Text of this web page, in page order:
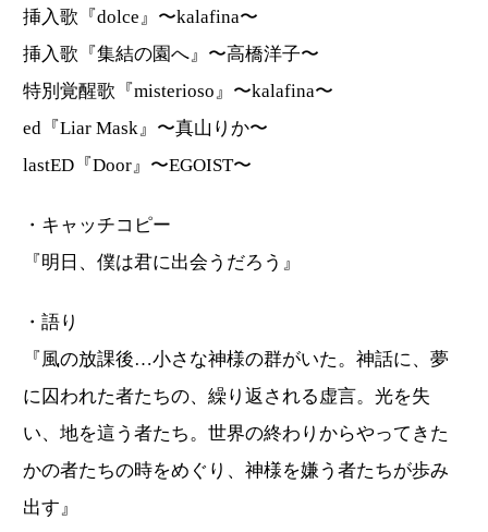
挿入歌『dolce』〜kalafina〜
挿入歌『集結の園へ』〜高橋洋子〜
特別覚醒歌『misterioso』〜kalafina〜
ed『Liar Mask』〜真山りか〜
lastED『Door』〜EGOIST〜
・キャッチコピー
『明日、僕は君に出会うだろう』
・語り
『風の放課後…小さな神様の群がいた。神話に、夢
に囚われた者たちの、繰り返される虚言。光を失
い、地を這う者たち。世界の終わりからやってきた
かの者たちの時をめぐり、神様を嫌う者たちが歩み
出す』